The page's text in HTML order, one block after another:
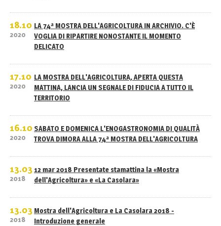
18.10
2020
LA 74ª MOSTRA DELL'AGRICOLTURA IN ARCHIVIO. C'È
VOGLIA DI RIPARTIRE NONOSTANTE IL MOMENTO
DELICATO
17.10
2020
LA MOSTRA DELL'AGRICOLTURA, APERTA QUESTA
MATTINA, LANCIA UN SEGNALE DI FIDUCIA A TUTTO IL
TERRITORIO
16.10
2020
SABATO E DOMENICA L'ENOGASTRONOMIA DI QUALITÀ
TROVA DIMORA ALLA 74ª MOSTRA DELL'AGRICOLTURA
13.03
2018
12 mar 2018 Presentate stamattina la «Mostra
dell'Agricoltura» e «La Casolara»
13.03
2018
Mostra dell'Agricoltura e La Casolara 2018 -
Introduzione generale